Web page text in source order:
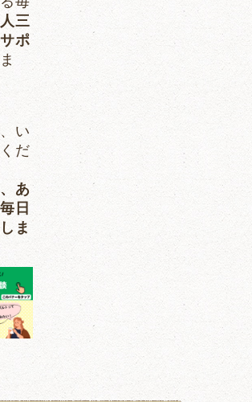
三
ポ
い
だ
あ
日
ま